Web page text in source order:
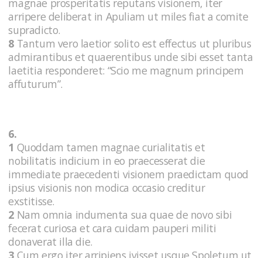
magnae prosperitatis reputans visionem, iter
arripere deliberat in Apuliam ut miles fiat a comite
supradicto.
8 Tantum vero laetior solito est effectus ut pluribus
admirantibus et quaerentibus unde sibi esset tanta
laetitia responderet: “Scio me magnum principem
affuturum”.
6.
1 Quoddam tamen magnae curialitatis et
nobilitatis indicium in eo praecesserat die
immediate praecedenti visionem praedictam quod
ipsius visionis non modica occasio creditur
exstitisse.
2 Nam omnia indumenta sua quae de novo sibi
fecerat curiosa et cara cuidam pauperi militi
donaverat illa die.
3 Cum ergo iter arripiens ivisset usque Spoletum ut